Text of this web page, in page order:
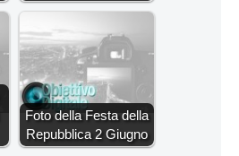
Foto della Festa della
Repubblica 2 Giugno